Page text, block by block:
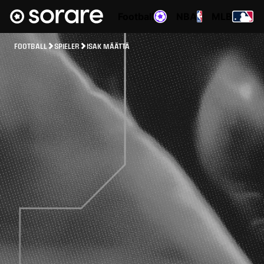
FOOTBALL SPIELER ISAK MÄÄTTÄ